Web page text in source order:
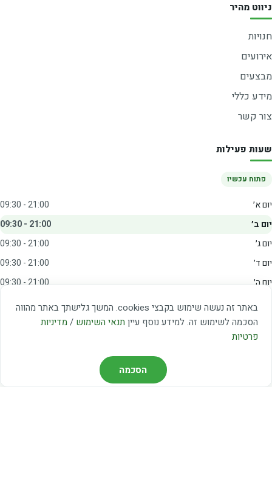
באתר זה נעשה שימוש בקבצי cookies. המשך גלישתך באתר מהווה
הסכמה לשימוש זה. למידע נוסף עיין תנאי השימוש / מדיניות
פרטיות
הסכמה
ניווט מהיר
חנויות
אירועים
מבצעים
מידע כללי
צור קשר
שעות פעילות
פתוח עכשיו
יום א׳
09:30 - 21:00
יום ב׳
09:30 - 21:00
יום ג׳
09:30 - 21:00
יום ד׳
09:30 - 21:00
יום ה׳
09:30 - 21:00
09:00 - 15:00
שבת
20:00 - 23:00